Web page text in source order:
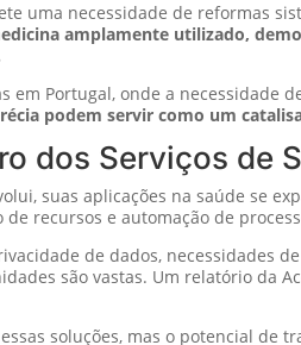
uma necessidade de reformas
amplamente utilizado,
em Portugal, onde a necessidade
podem servir como um
dos Serviços de
suas aplicações na saúde se
recursos e automação de
de dados, necessidades
são vastas. Um relatório da
soluções, mas o potencial de